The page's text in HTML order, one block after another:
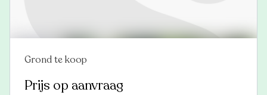
Nieuw
Grond te koop
Prijs op aanvraag